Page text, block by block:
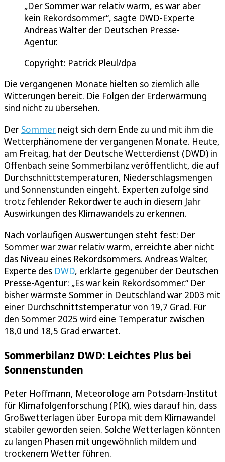
„Der Sommer war relativ warm, es war aber
kein Rekordsommer“, sagte DWD-Experte
Andreas Walter der Deutschen Presse-
Agentur.
Copyright: Patrick Pleul/dpa
Die vergangenen Monate hielten so ziemlich alle
Witterungen bereit. Die Folgen der Erderwärmung
sind nicht zu übersehen.
Der Sommer neigt sich dem Ende zu und mit ihm die
Wetterphänomene der vergangenen Monate. Heute,
am Freitag, hat der Deutsche Wetterdienst (DWD) in
Offenbach seine Sommerbilanz veröffentlicht, die auf
Durchschnittstemperaturen, Niederschlagsmengen
und Sonnenstunden eingeht. Experten zufolge sind
trotz fehlender Rekordwerte auch in diesem Jahr
Auswirkungen des Klimawandels zu erkennen.
Nach vorläufigen Auswertungen steht fest: Der
Sommer war zwar relativ warm, erreichte aber nicht
das Niveau eines Rekordsommers. Andreas Walter,
Experte des DWD, erklärte gegenüber der Deutschen
Presse-Agentur: „Es war kein Rekordsommer.“ Der
bisher wärmste Sommer in Deutschland war 2003 mit
einer Durchschnittstemperatur von 19,7 Grad. Für
den Sommer 2025 wird eine Temperatur zwischen
18,0 und 18,5 Grad erwartet.
Sommerbilanz DWD: Leichtes Plus bei
Sonnenstunden
Peter Hoffmann, Meteorologe am Potsdam-Institut
für Klimafolgenforschung (PIK), wies darauf hin, dass
Großwetterlagen über Europa mit dem Klimawandel
stabiler geworden seien. Solche Wetterlagen könnten
zu langen Phasen mit ungewöhnlich mildem und
trockenem Wetter führen.